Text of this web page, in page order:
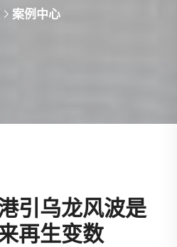
案例中心
引乌龙风波是
再生变数